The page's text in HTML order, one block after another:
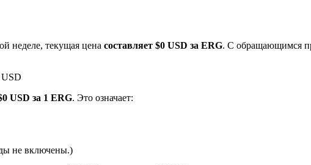
неделе, текущая цена составляет $0 USD за ERG. С обращающимся
USD
USD за 1 ERG. Это означает:
не включены.)